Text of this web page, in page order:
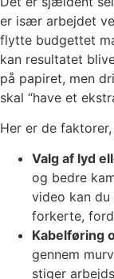
er især arbejdet
flytte budgettet
kan resultatet
på papiret, men
skal “have et
Her er de
Valg af lyd
og bedre
video kan
forkerte,
Kabelføring
gennem
stiger